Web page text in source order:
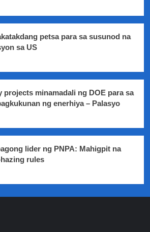
petsa para sa susunod na
sa US
projects minamadali ng DOE para sa
ng enerhiya – Palasyo
lider ng PNPA: Mahigpit na
rules